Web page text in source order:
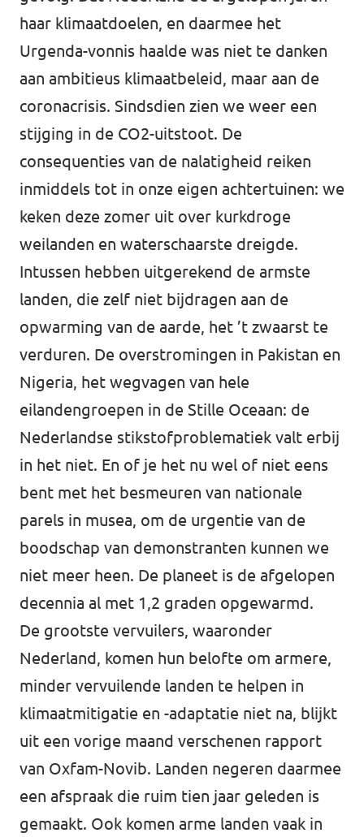
haar klimaatdoelen, en daarmee het
Urgenda-vonnis haalde was niet te danken
aan ambitieus klimaatbeleid, maar aan de
coronacrisis. Sindsdien zien we weer een
stijging in de CO2-uitstoot. De
consequenties van de nalatigheid reiken
inmiddels tot in onze eigen achtertuinen: we
keken deze zomer uit over kurkdroge
weilanden en waterschaarste dreigde.
Intussen hebben uitgerekend de armste
landen, die zelf niet bijdragen aan de
opwarming van de aarde, het ’t zwaarst te
verduren. De overstromingen in Pakistan en
Nigeria, het wegvagen van hele
eilandengroepen in de Stille Oceaan: de
Nederlandse stikstofproblematiek valt erbij
in het niet. En of je het nu wel of niet eens
bent met het besmeuren van nationale
parels in musea, om de urgentie van de
boodschap van demonstranten kunnen we
niet meer heen. De planeet is de afgelopen
decennia al met 1,2 graden opgewarmd.
De grootste vervuilers, waaronder
Nederland, komen hun belofte om armere,
minder vervuilende landen te helpen in
klimaatmitigatie en -adaptatie niet na, blijkt
uit een vorige maand verschenen rapport
van Oxfam-Novib. Landen negeren daarmee
een afspraak die ruim tien jaar geleden is
gemaakt. Ook komen arme landen vaak in